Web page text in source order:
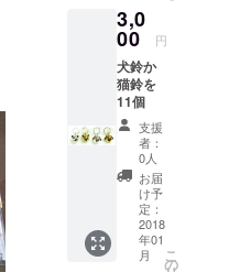
ペットシッ
ターを19年
やり、お客
様の家へ
行ってお世
話すること
4000軒以
上。訪問し
で、多様な
お客様の家
3,0
00 円
犬鈴か
猫鈴を
11個
支援
者：
0人
お届
け予
定：
2018
年01
月
こ
の